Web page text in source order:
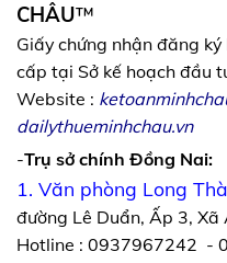
CHÂU™
Giấy chứng nhận đăng
cấp tại Sở kế hoạch đầu
Website :
dailythueminhchau.vn
-Trụ sở chính Đồng Nai:
1. Văn phòng Long
đường Lê Duẩn, Ấp 3,
Hotline : 0937967242 -